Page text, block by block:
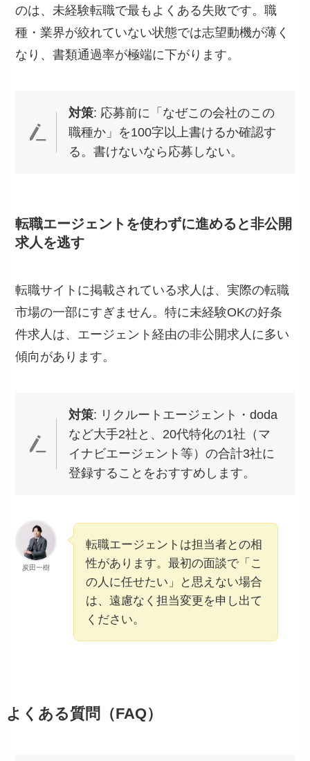
のは、未経験転職で最もよくある失敗です。職
種・業界が絞れていない状態では志望動機が薄く
なり、書類通過率が極端に下がります。
対策: 応募前に「なぜこの会社のこの
職種か」を100字以上書けるか確認す
る。書けないなら応募しない。
転職エージェントを使わずに進めると非公開
求人を逃す
転職サイトに掲載されている求人は、実際の転職
市場の一部にすぎません。特に未経験OKの好条
件求人は、エージェント経由の非公開求人に多い
傾向があります。
対策: リクルートエージェント・doda
など大手2社と、20代特化の1社（マ
イナビエージェント等）の合計3社に
登録することをおすすめします。
炭田一樹
転職エージェントは担当者との相
性があります。最初の面談で「こ
の人に任せたい」と思えない場合
は、遠慮なく担当変更を申し出て
ください。
よくある質問（FAQ）